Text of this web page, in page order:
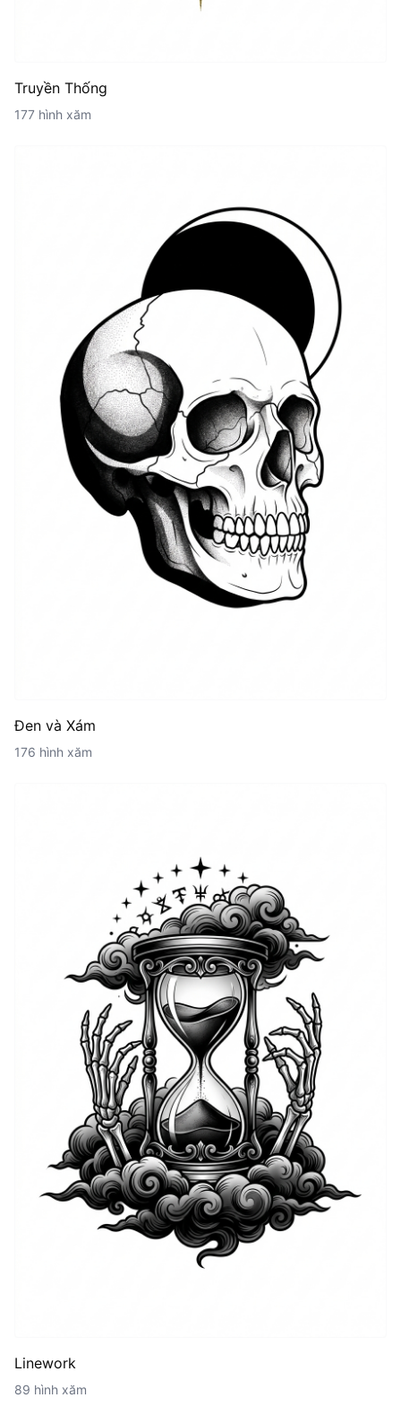
Truyền Thống
177 hình xăm
Đen và Xám
176 hình xăm
Linework
89 hình xăm